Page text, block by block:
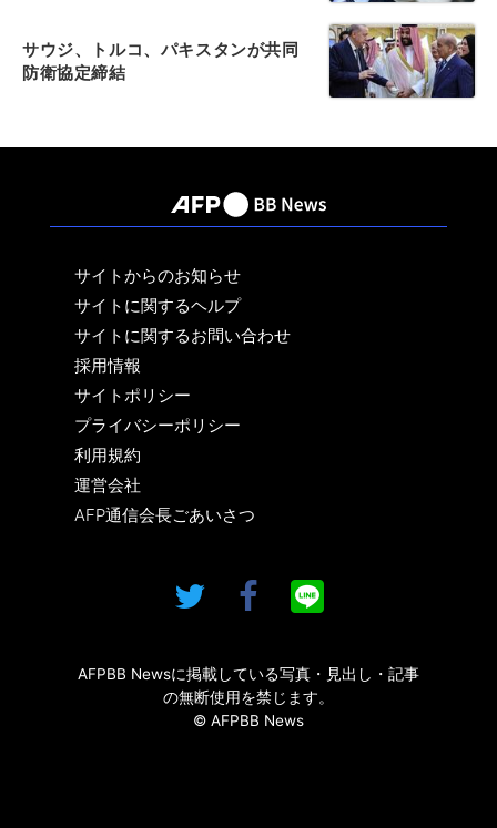
サウジ、トルコ、パキスタンが共同
防衛協定締結
サイトからのお知らせ
サイトに関するヘルプ
サイトに関するお問い合わせ
採用情報
サイトポリシー
プライバシーポリシー
利用規約
運営会社
AFP通信会長ごあいさつ
AFPBB Newsに掲載している写真・見出し・記事
の無断使用を禁じます。
© AFPBB News